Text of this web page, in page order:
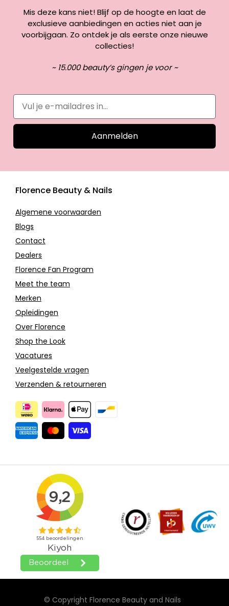
Mis deze kans niet! Blijf op de hoogte en laat de
exclusieve aanbiedingen en acties niet aan je
voorbijgaan. Zo ontdek je als eerste onze nieuwe
collecties!
~ 15.000 beauty’s gingen je voor ~
Aanmelden
Florence Beauty & Nails
Algemene voorwaarden
Blogs
Contact
Dealers
Florence Fan Program
Meet the team
Merken
Opleidingen
Over Florence
Shop the Look
Vacatures
Veelgestelde vragen
Verzenden & retourneren
© Copyright Florence Beauty and Nails